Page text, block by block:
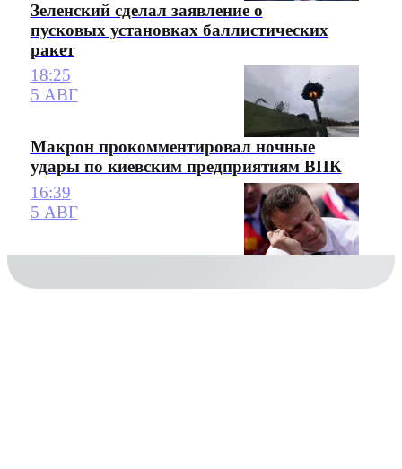
Зеленский сделал заявление о
пусковых установках баллистических
ракет
18:25
5 АВГ
Макрон прокомментировал ночные
удары по киевским предприятиям ВПК
16:39
5 АВГ